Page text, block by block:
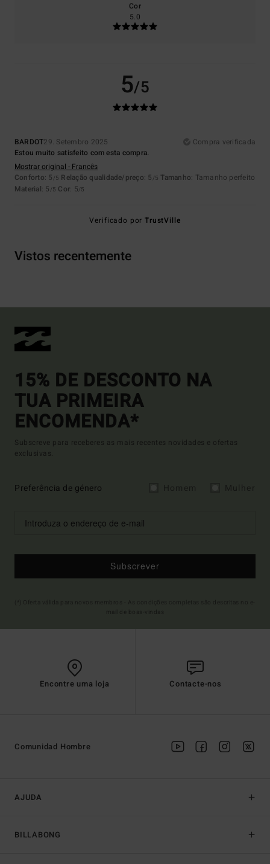
Cor
5.0
5/5
BARDOT29. Setembro 2025
Compra verificada
Estou muito satisfeito com esta compra.
Mostrar original - Francês
Conforto: 5 /5 Relação qualidade/preço: 5 /5 Tamanho: Tamanho perfeito
Material: 5 /5 Cor: 5/5
Verificado porTrustVille
Vistos recentemente
15% DE DESCONTO NA
TUA PRIMEIRA
ENCOMENDA*
Subscreve para receberes as mais recentes novidades e ofertas
exclusivas.
Preferência de género
Subscrever
Encontre uma loja Contacte-nos
AJUDA
BILLABONG
Comunidad Hombre